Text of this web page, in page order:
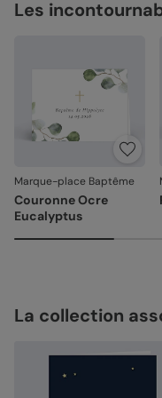
Les
Marque-place Baptême
Couronne Ocre
Eucalyptus
La collection